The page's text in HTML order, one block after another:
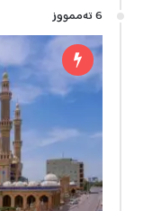
6 تەممووز